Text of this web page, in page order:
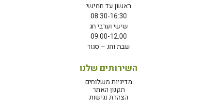
ראשון עד חמישי
08:30-16:30
שישי וערבי חג
09:00-12:00
שבת וחג – סגור
השירותים שלנו
מדיניות משלוחים
תקנון האתר
הצהרת נגישות